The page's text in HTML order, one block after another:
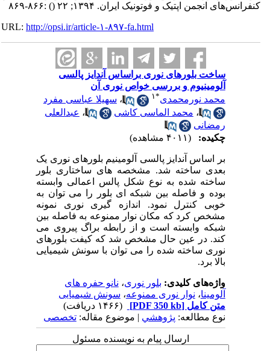
کنفرانس‌های انجمن اپتیک و فوتونیک ایران. ۱۳۹۴; ۲۲
() :۸۶۶-۸۶۹
URL:http://opsi.ir/article-۱-۸۹۷-fa.html
ساخت بلورهای نوری براساس آندایز پالسی
آلومینیوم و بررسی خواص نوری آن
محمد نورمحمدی* ۱ ،سهیلا عباسی مفرد
،محمد الماسی کاشی ،عبدالعلی
رمضانی
چکیده:
بر اساس آندایز پالسی آلومینیم بلورهای نوری یک
بعدی ساخته شد. مشخصه های ساختاری بلور
ساخته شده به نوع شکل پالس اعمالی وابسته
بوده و فاصله بین شبکه ای بلور را می توان به
خوبی کنترل نمود. اندازه گیری نوری نمونه
مشخص کرد که مکان نوار ممنوعه به فاصله بین
شبکه وابسته است و از رابطه براگ پیروی می
کند. در عین حال مشخص شد که کیفت بلورهای
نوری ساخته شده را می توان با سونش شیمیایی
بالا برد.
واژه‌های کلیدی:بلور نوری،نانو حفره های
آلومینا،نوار نوری ممنوعه،سونش شیمیایی
متن کامل[PDF 350 kb]
نوع مطالعه:پژوهشي| موضوع مقاله:تخصصی
ارسال پیام به نویسنده مسئول